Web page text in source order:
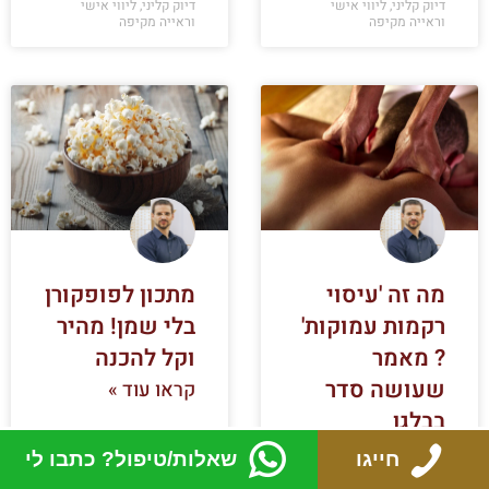
דיוק קליני, ליווי אישי
וראייה מקיפה
דיוק קליני, ליווי אישי
וראייה מקיפה
מה זה 'עיסוי
רקמות עמוקות'
? מאמר
שעושה סדר
בבלגן
קראו עוד »
מתכון לפופקורן
בלי שמן! מהיר
וקל להכנה
קראו עוד »
חייגו שאלות/טיפול? כתבו לי